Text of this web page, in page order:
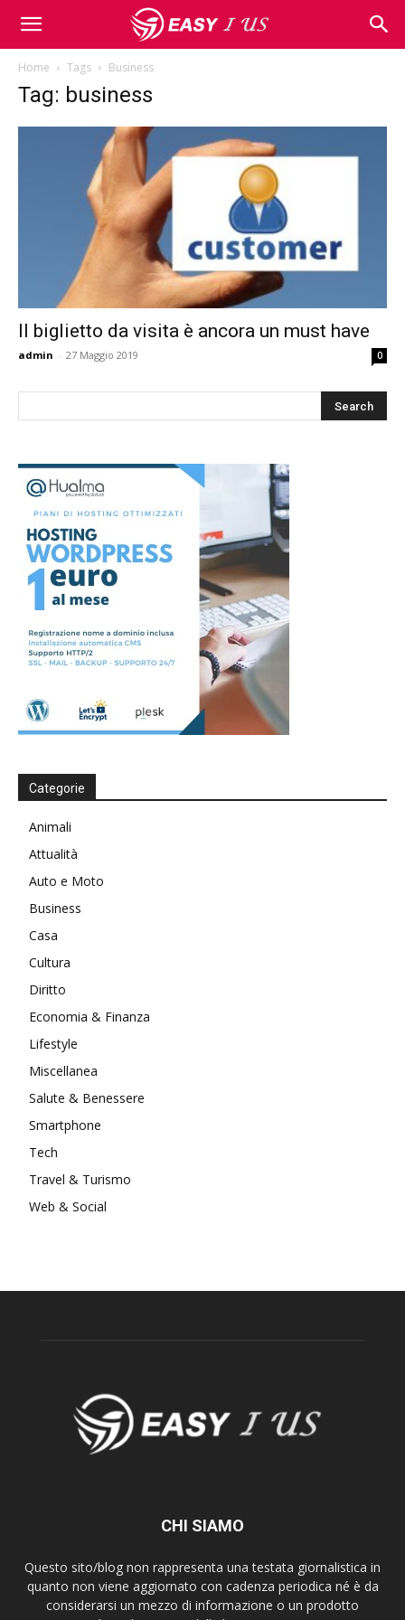
Home Tags Business
Tag: business
Il biglietto da visita è ancora un must have
admin - 27 Maggio 2019 0
Categorie
Animali
Attualità
Auto e Moto
Business
Casa
Cultura
Diritto
Economia & Finanza
Lifestyle
Miscellanea
Salute & Benessere
Smartphone
Tech
Travel & Turismo
Web & Social
CHI SIAMO
Questo sito/blog non rappresenta una testata giornalistica in
quanto non viene aggiornato con cadenza periodica né è da
considerarsi un mezzo di informazione o un prodotto